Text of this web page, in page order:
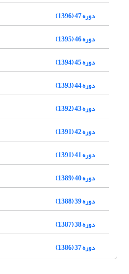
دوره 47 (1396)
دوره 46 (1395)
دوره 45 (1394)
دوره 44 (1393)
دوره 43 (1392)
دوره 42 (1391)
دوره 41 (1391)
دوره 40 (1389)
دوره 39 (1388)
دوره 38 (1387)
دوره 37 (1386)